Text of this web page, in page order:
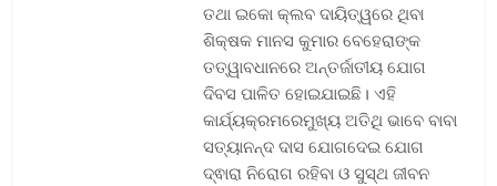
ତଥା ଇକୋ କ୍ଲବ ଦାୟିତ୍ୱରେ ଥିବା
ଶିକ୍ଷକ ମାନସ କୁମାର ବେହେରାଙ୍କ
ତତ୍ୱାବଧାନରେ ଅନ୍ତର୍ଜାତୀୟ ଯୋଗ
ଦିବସ ପାଳିତ ହୋଇଯାଇଛି। ଏହି
କାର୍ଯ୍ୟକ୍ରମରେମୁଖ୍ୟ ଅତିଥି ଭାବେ ବାବା
ସତ୍ୟାନନ୍ଦ ଦାସ ଯୋଗଦେଇ ଯୋଗ
ଦ୍ଵାରା ନିରୋଗ ରହିବା ଓ ସୁସ୍ଥ ଜୀବନ